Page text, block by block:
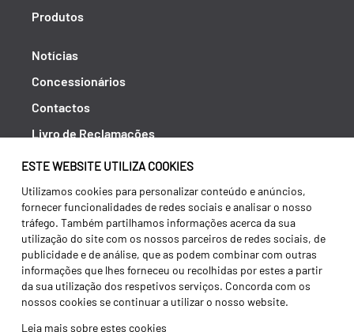
ESTE WEBSITE UTILIZA COOKIES
Utilizamos cookies para personalizar conteúdo e anúncios,
fornecer funcionalidades de redes sociais e analisar o nosso
tráfego. Também partilhamos informações acerca da sua
utilização do site com os nossos parceiros de redes sociais, de
publicidade e de análise, que as podem combinar com outras
informações que lhes forneceu ou recolhidas por estes a partir
da sua utilização dos respetivos serviços. Concorda com os
nossos cookies se continuar a utilizar o nosso website.
Leia mais sobre estes cookies
Produtos
Notícias
Concessionários
Contactos
Livro de Reclamações
Política de Privacidade
Canal de Denúncias (RGPC)
Termos e condições